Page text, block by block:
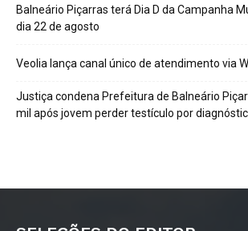
Balneário Piçarras terá Dia D da Campanha
dia 22 de agosto
Veolia lança canal único de atendimento via
Justiça condena Prefeitura de Balneário
mil após jovem perder testículo por